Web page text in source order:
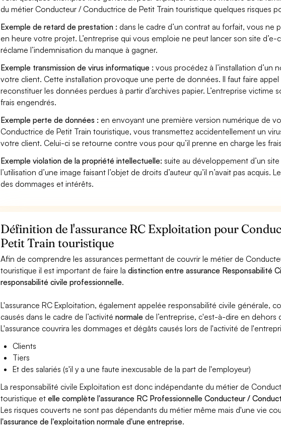
du métier Conducteur / Conductrice de Petit Train touristique quelques risques
Exemple de retard de prestation : dans le cadre d’un contrat au forfait, vous ne
en heure votre projet. L’entreprise qui vous emploie ne peut lancer son site
réclame l’indemnisation du manque à gagner.
Exemple transmission de virus informatique : vous procédez à l’installation d’un
votre client. Cette installation provoque une perte de données. Il faut faire
reconstituer les données perdues à partir d’archives papier. L’entreprise victime
frais engendrés.
Exemple perte de données : en envoyant une première version numérique de
Conductrice de Petit Train touristique, vous transmettez accidentellement un
votre client. Celui-ci se retourne contre vous pour qu’il prenne en charge les
Exemple violation de la propriété intellectuelle: suite au développement d’un
l’utilisation d’une image faisant l’objet de droits d’auteur qu’il n’avait pas acquis.
des dommages et intérêts.
Définition de l'assurance RC Exploitation pour
Petit Train touristique
Afin de comprendre les assurances permettant de couvrir le métier de
touristique il est important de faire ladistinction entre assurance Responsabilité
responsabilité civile professionnelle.
L'assurance RC Exploitation, également appelée responsabilité civile générale,
causés dans le cadre de l’activiténormale de l’entreprise, c'est-à-dire en
L'assurance couvrira les dommages et dégâts causés lors de l'activité de
Clients
Tiers
Et des salariés (s'il y a une faute inexcusable de la part de l'employeur)
La responsabilité civile Exploitation est donc indépendante du métier de
touristique etelle complète l'assurance RC Professionnelle Conducteur /
Les risques couverts ne sont pas dépendants du métier même mais d'une vie
l'assurance de l'exploitation normale d'une entreprise.